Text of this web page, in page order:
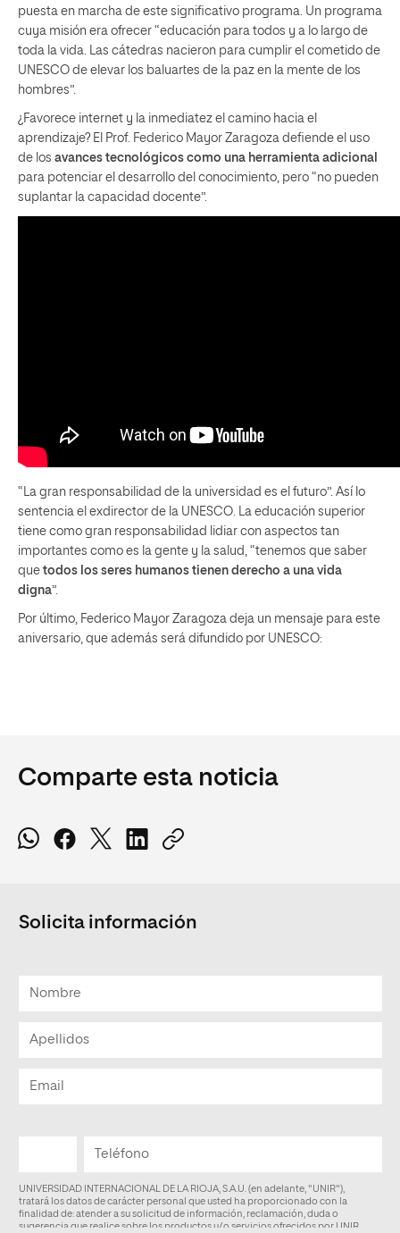
puesta en marcha de este significativo programa. Un programa
cuya misión era ofrecer “educación para todos y a lo largo de
toda la vida. Las cátedras nacieron para cumplir el cometido de
UNESCO de elevar los baluartes de la paz en la mente de los
hombres”.
¿Favorece internet y la inmediatez el camino hacia el
aprendizaje? El Prof. Federico Mayor Zaragoza defiende el uso
de los avances tecnológicos como una herramienta adicional
para potenciar el desarrollo del conocimiento, pero “no pueden
suplantar la capacidad docente”.
“La gran responsabilidad de la universidad es el futuro”. Así lo
sentencia el exdirector de la UNESCO. La educación superior
tiene como gran responsabilidad lidiar con aspectos tan
importantes como es la gente y la salud, “tenemos que saber
que todos los seres humanos tienen derecho a una vida
digna”.
Por último, Federico Mayor Zaragoza deja un mensaje para este
aniversario, que además será difundido por UNESCO:
Comparte esta noticia
Solicita información